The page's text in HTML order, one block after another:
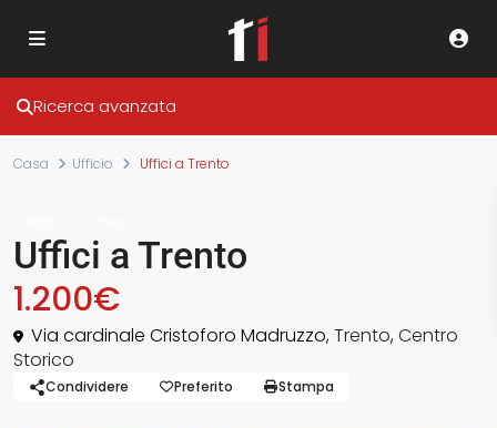
Ricerca avanzata
Casa Ufficio Uffici a Trento
Uffici a Trento
1.200€
Via cardinale Cristoforo Madruzzo,Trento,Centro
Storico
Condividere Preferito Stampa